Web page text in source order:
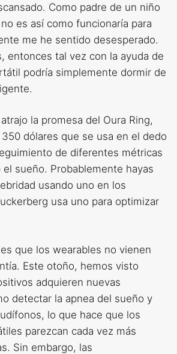
Como padre de un niño
es así como funcionaría para
me he sentido desesperado.
entonces tal vez con la ayuda de
podría simplemente dormir de
la promesa del Oura Ring,
dólares que se usa en el dedo
de diferentes métricas
sueño. Probablemente hayas
usando uno en los
usa uno para optimizar
que los wearables no vienen
Este otoño, hemos visto
adquieren nuevas
detectar la apnea del sueño y
lo que hace que los
parezcan cada vez más
Sin embargo, las